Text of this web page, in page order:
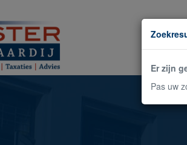
Er zijn
Pas uw